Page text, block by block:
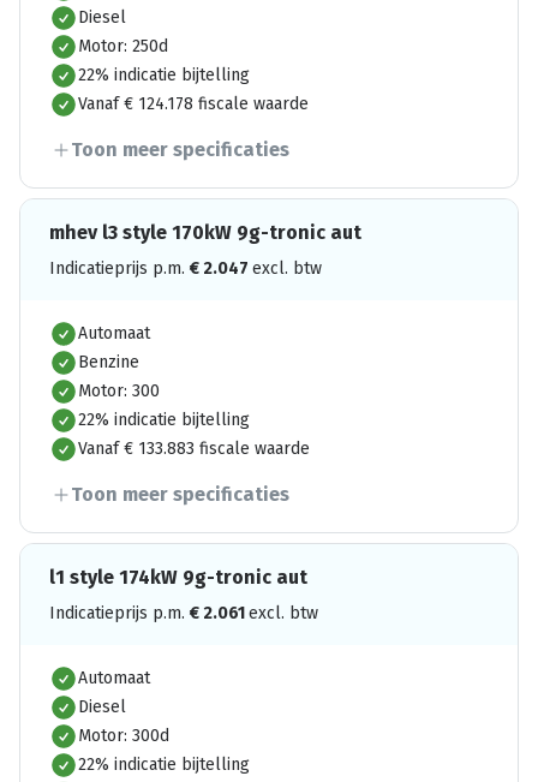
Diesel
Motor: 250d
22% indicatie bijtelling
Vanaf € 124.178 fiscale waarde
Toon meer specificaties
mhev l3 style 170kW 9g-tronic aut
Indicatieprijs p.m. € 2.047 excl. btw
Automaat
Benzine
Motor: 300
22% indicatie bijtelling
Vanaf € 133.883 fiscale waarde
Toon meer specificaties
l1 style 174kW 9g-tronic aut
Indicatieprijs p.m. € 2.061excl. btw
Automaat
Diesel
Motor: 300d
22% indicatie bijtelling